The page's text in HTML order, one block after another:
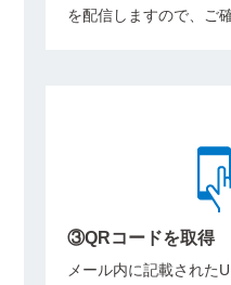
を配信しますので、ご
③QRコードを取得
メール内に記載された